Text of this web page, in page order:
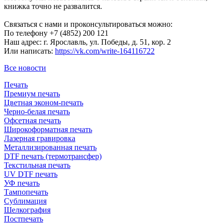
книжка точно не развалится.
Связаться с нами и проконсультироваться можно:
По телефону +7 (4852) 200 121
Наш адрес: г. Ярославль, ул. Победы, д. 51, кор. 2
Или написать: https://vk.com/write-164116722
Все новости
Печать
Премиум печать
Цветная эконом-печать
Черно-белая печать
Офсетная печать
Широкоформатная печать
Лазерная гравировка
Металлизированная печать
DTF печать (термотрансфер)
Текстильная печать
UV DTF печать
УФ печать
Тампопечать
Сублимация
Шелкография
Постпечать